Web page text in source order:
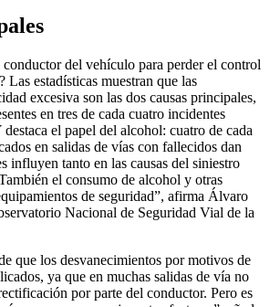
conductor del vehículo para perder el control
Las estadísticas muestran que las
excesiva son las dos causas principales,
en tres de cada cuatro incidentes
el papel del alcohol: cuatro de cada
en salidas de vías con fallecidos dan
influyen tanto en las causas del siniestro
el consumo de alcohol y otras
de seguridad”, afirma Álvaro
Nacional de Seguridad Vial de la
que los desvanecimientos por motivos de
ya que en muchas salidas de vía no
por parte del conductor. Pero es